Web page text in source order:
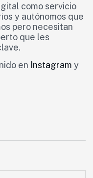
como servicio
y autónomos que
pero necesitan
que les
en Instagram y